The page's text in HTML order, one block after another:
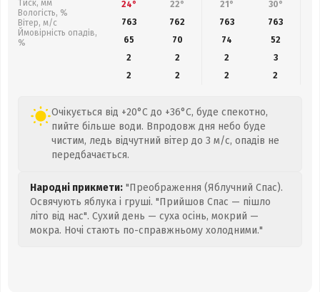
Тиск, мм
Вологість, %
Вітер, м/с
Ймовірність опадів,
%
24° 22° 21° 30°
763
762 763 763
65
70 74 52
2
2 2
3
2
2 2 2
Очікується від +20°C до +36°C, буде спекотно,
пийте більше води. Впродовж дня небо буде
чистим, ледь відчутний вітер до 3 м/с, опадів не
передбачається.
Народні прикмети: "Преображення (Яблучний Спас).
Освячують яблука і груші. "Прийшов Спас — пішло
літо від нас". Сухий день — суха осінь, мокрий —
мокра. Ночі стають по-справжньому холодними."